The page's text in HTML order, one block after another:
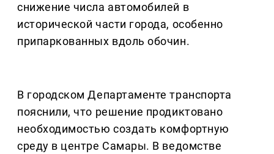
снижение числа автомобилей в
исторической части города, особенно
припаркованных вдоль обочин.
В городском Департаменте транспорта
пояснили, что решение продиктовано
необходимостью создать комфортную
среду в центре Самары. В ведомстве